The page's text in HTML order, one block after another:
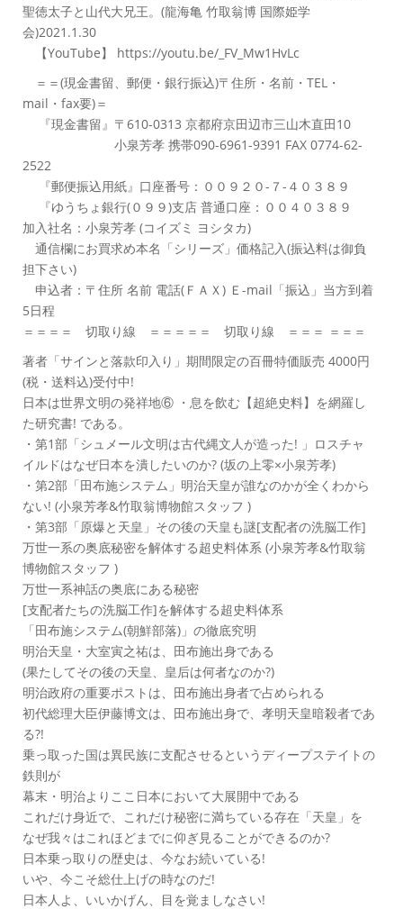
聖徳太子と山代大兄王。(龍海亀 竹取翁博 国際姫学
会)2021.1.30
【YouTube】 https://youtu.be/_FV_Mw1HvLc
＝＝(現金書留、郵便・銀行振込)〒住所・名前・TEL・
mail・fax要)＝
『現金書留』〒610-0313 京都府京田辺市三山木直田10
小泉芳孝 携帯090-6961-9391 FAX 0774-62-
2522
『郵便振込用紙』口座番号：００９２０-７-４０３８９
『ゆうちょ銀行(０９９)支店 普通口座：００４０３８９
加入社名：小泉芳孝 (コイズミ ヨシタカ)
通信欄にお買求め本名「シリーズ」価格記入(振込料は御負
担下さい)
申込者：〒住所 名前 電話(ＦＡＸ) Ｅ-mail「振込」当方到着
5日程
＝＝＝＝ 切取り線 ＝＝＝＝＝ 切取り線 ＝＝＝ ＝＝＝
著者「サインと落款印入り」期間限定の百冊特価販売 4000円
(税・送料込)受付中!
日本は世界文明の発祥地⑥ ・息を飲む【超絶史料】を網羅し
た研究書! である。
・第1部「シュメール文明は古代縄文人が造った! 」ロスチャ
イルドはなぜ日本を潰したいのか? (坂の上零×小泉芳孝)
・第2部「田布施システム」明治天皇が誰なのかが全くわから
ない! (小泉芳孝&竹取翁博物館スタッフ )
・第3部「原爆と天皇」その後の天皇も謎[支配者の洗脳工作]
万世一系の奥底秘密を解体する超史料体系 (小泉芳孝&竹取翁
博物館スタッフ )
万世一系神話の奥底にある秘密
[支配者たちの洗脳工作]を解体する超史料体系
「田布施システム(朝鮮部落)」の徹底究明
明治天皇・大室寅之祐は、田布施出身である
(果たしてその後の天皇、皇后は何者なのか?)
明治政府の重要ポストは、田布施出身者で占められる
初代総理大臣伊藤博文は、田布施出身で、孝明天皇暗殺者であ
る?!
乗っ取った国は異民族に支配させるというディープステイトの
鉄則が
幕末・明治よりここ日本において大展開中である
これだけ身近で、これだけ秘密に満ちている存在「天皇」を
なぜ我々はこれほどまでに仰ぎ見ることができるのか?
日本乗っ取りの歴史は、今なお続いている!
いや、今こそ総仕上げの時なのだ!
日本人よ、いいかげん、目を覚ましなさい!